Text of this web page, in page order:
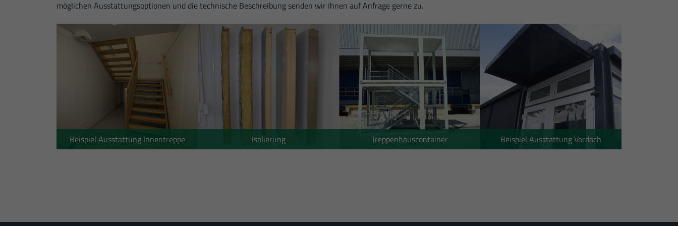
möglichen Ausstattungsoptionen und die technische Beschreibung senden wir Ihnen auf Anfrage gerne zu.
Beispiel Ausstattung Innentreppe Isolierung Treppenhauscontainer Beispiel Ausstattung Vordach